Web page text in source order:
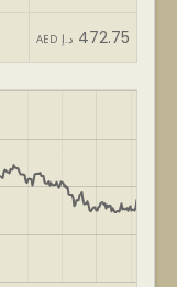
AED د.إ 472.75